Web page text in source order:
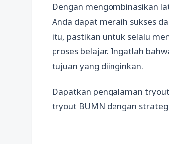
Dengan mengombinasikan
Anda dapat meraih sukses
itu, pastikan untuk selalu
proses belajar. Ingatlah
tujuan yang diinginkan.
Dapatkan pengalaman
tryout BUMN dengan